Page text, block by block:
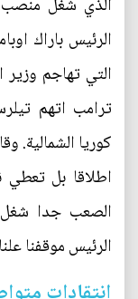
الرئيس باراك
التي تهاجم
ترامب اتهم
كوريا الشمالية.
اطلاقا بل
الصعب جدا
الرئيس موقفنا